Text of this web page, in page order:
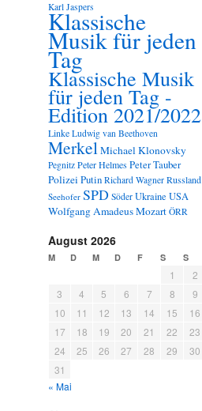
Karl Jaspers
Klassische
Musik für jeden
Tag
Klassische Musik
für jeden Tag -
Edition 2021/2022
Linke Ludwig van Beethoven
MerkelMichael Klonovsky
Pegnitz Peter HelmesPeter Tauber
PolizeiPutin Richard Wagner Russland
Seehofer SPD Söder Ukraine USA
Wolfgang Amadeus Mozart ÖRR
August 2026
M D M D F S S
1
2
3
4 5 6 7 8
9
10
11 12 13 14 15
16
17
18 19 20 21 22
23
24
25 26 27 28 29
30
31
« Mai